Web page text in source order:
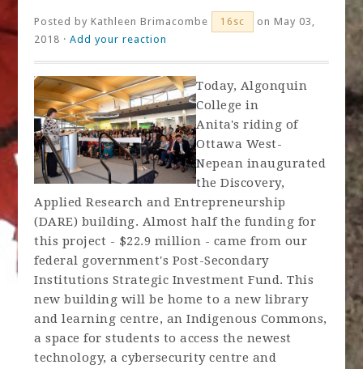
Posted byKathleen Brimacombe 16sc
on May 03,
2018 ·Add your reaction
Today, Algonquin
College in
Anita's riding of
Ottawa West-
Nepean inaugurated
the Discovery,
Applied Research and Entrepreneurship
(DARE) building. Almost half the funding for
this project - $22.9 million - came from our
federal government's Post-Secondary
Institutions Strategic Investment Fund. This
new building will be home to a new library
and learning centre, an Indigenous Commons,
a space for students to access the newest
technology, a cybersecurity centre and